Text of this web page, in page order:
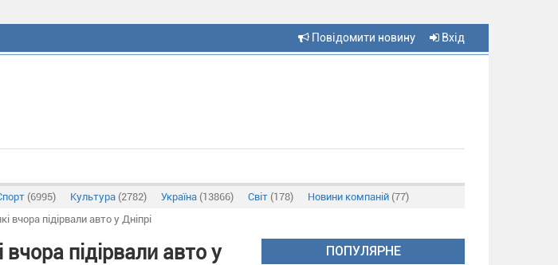
Повідомити новину Вхід
(6995) Культура (2782) Україна (13866) Світ (178) Новини компаній (77)
вчора підірвали авто у Дніпрі
підірвали авто у
ПОПУЛЯРНЕ